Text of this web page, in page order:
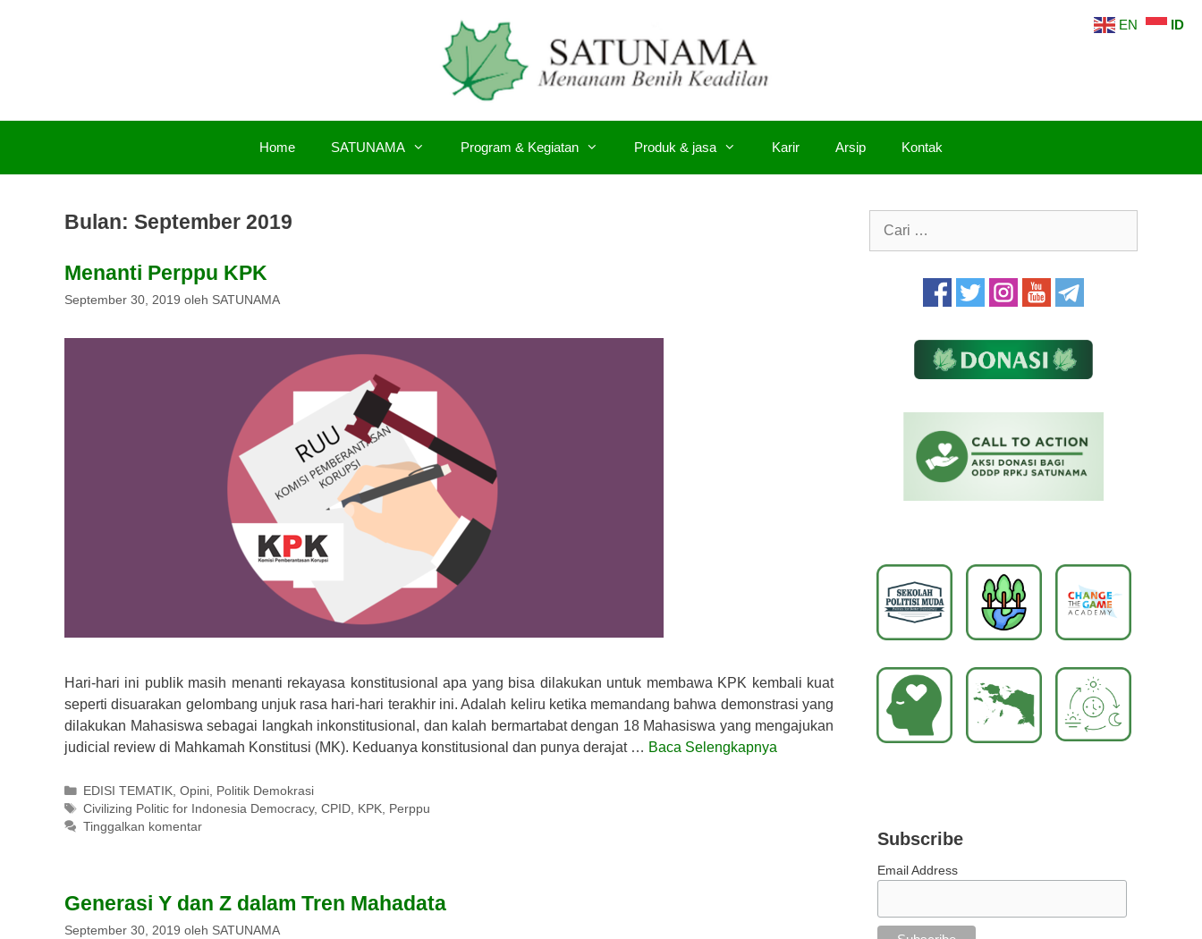
Home SATUNAMA Program & Kegiatan Produk & jasa Karir Arsip Kontak
Bulan: September 2019
Menanti Perppu KPK
September 30, 2019 oleh SATUNAMA
Hari-hari ini publik masih menanti rekayasa konstitusional apa yang bisa dilakukan untuk membawa KPK kembali kuat
seperti disuarakan gelombang unjuk rasa hari-hari terakhir ini. Adalah keliru ketika memandang bahwa demonstrasi yang
dilakukan Mahasiswa sebagai langkah inkonstitusional, dan kalah bermartabat dengan 18 Mahasiswa yang mengajukan
judicial review di Mahkamah Konstitusi (MK). Keduanya konstitusional dan punya derajat … Baca Selengkapnya
Kategori
EDISI TEMATIK,Opini, Politik Demokrasi
Tag
Civilizing Politic for Indonesia Democracy,CPID, KPK, Perppu
Tinggalkan komentar
Generasi Y dan Z dalam Tren Mahadata
September 30, 2019 oleh SATUNAMA
Cari
Subscribe
Email Address
EN ID